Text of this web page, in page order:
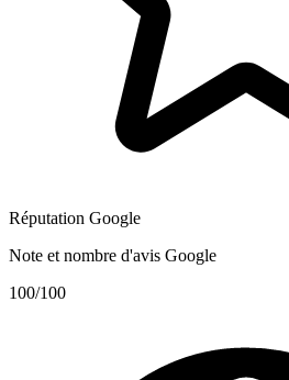
Réputation Google
Note et nombre d'avis Google
100/100